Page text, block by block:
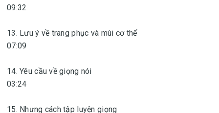
09:32
13. Lưu ý về trang phục và mùi cơ thể
07:09
14. Yêu cầu về giọng nói
03:24
15. Nhưng cách tập luyện giọng